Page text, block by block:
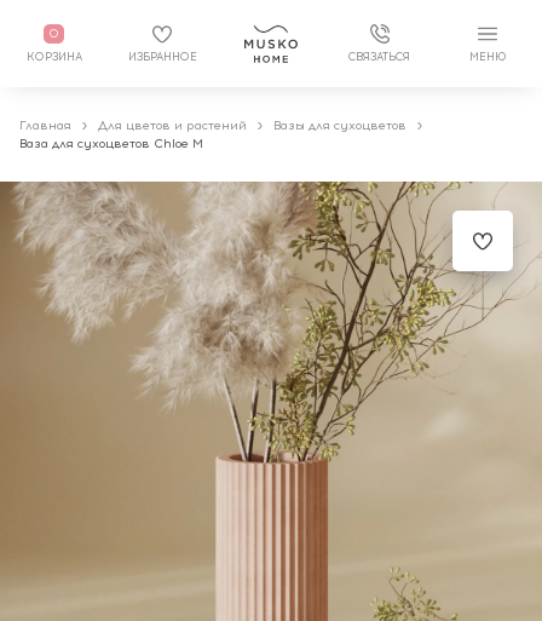
0
КОРЗИНА ИЗБРАННОЕ СВЯЗАТЬСЯ МЕНЮ
Главная Для цветов и растений
Вазы для сухоцветов
Ваза для сухоцветов Chloe M